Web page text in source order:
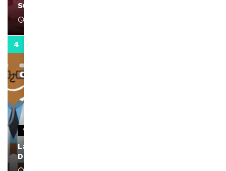
Support Black Business Wee-kend
VIDEOS
La rubrique santé speciale coronavirus du
Docteur Makanda